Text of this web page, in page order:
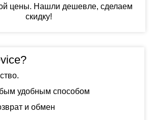
цены. Нашли дешевле, сделаем
скидку!
удобным способом
и обмен